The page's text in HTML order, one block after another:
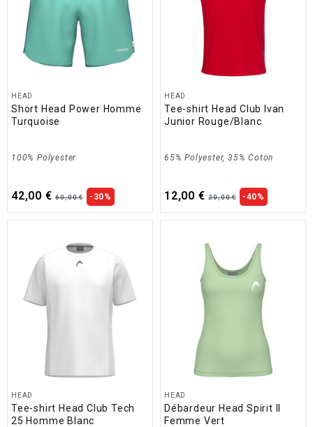
HEAD
Short Head Power Homme
Turquoise
100% Polyester
42,00 € 60,00 € -30%
HEAD
Tee-shirt Head Club Ivan
Junior Rouge/Blanc
65% Polyester, 35% Coton
12,00 € 20,00 € -40%
HEAD
Tee-shirt Head Club Tech
25 Homme Blanc
HEAD
Débardeur Head Spirit II
Femme Vert